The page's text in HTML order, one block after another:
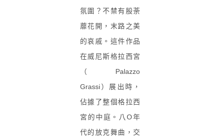
氛圍？不禁有股荼
蘼花開，末路之美
的哀戚。這件作品
在威尼斯格拉西宮
（Palazzo
Grassi）展出時，
佔據了整個格拉西
宮的中庭。八O年
代的放克舞曲，交